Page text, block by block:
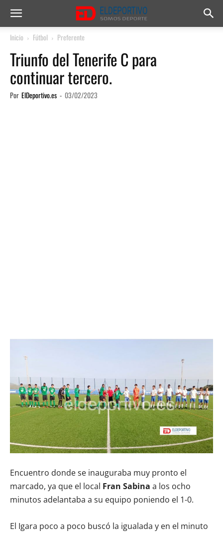
Inicio Fútbol Preferente
Triunfo del Tenerife C para
continuar tercero.
Por ElDeportivo.es - 03/02/2023
Encuentro donde se inauguraba muy pronto el
marcado, ya que el local Fran Sabina a los ocho
minutos adelantaba a su equipo poniendo el 1-0.
El Igara poco a poco buscó la igualada y en el minuto